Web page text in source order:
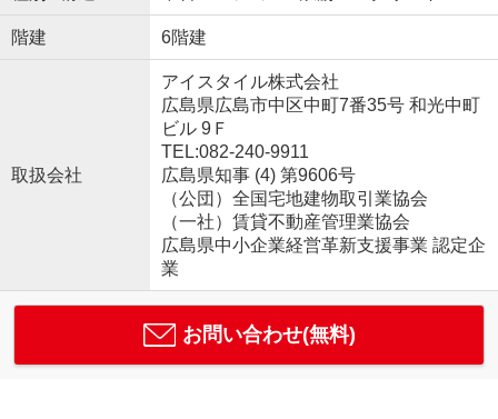
階建 6階建
取扱会社
アイスタイル株式会社
広島県広島市中区中町7番35号 和光中町
ビル 9Ｆ
TEL:082-240-9911
広島県知事 (4) 第9606号
（公団）全国宅地建物取引業協会
（一社）賃貸不動産管理業協会
広島県中小企業経営革新支援事業 認定企
業
お問い合わせ(無料)